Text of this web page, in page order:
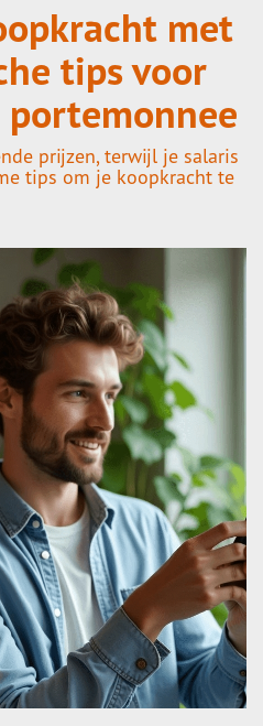
met
tips voor
portemonnee
prijzen, terwijl je salaris
tips om je koopkracht te